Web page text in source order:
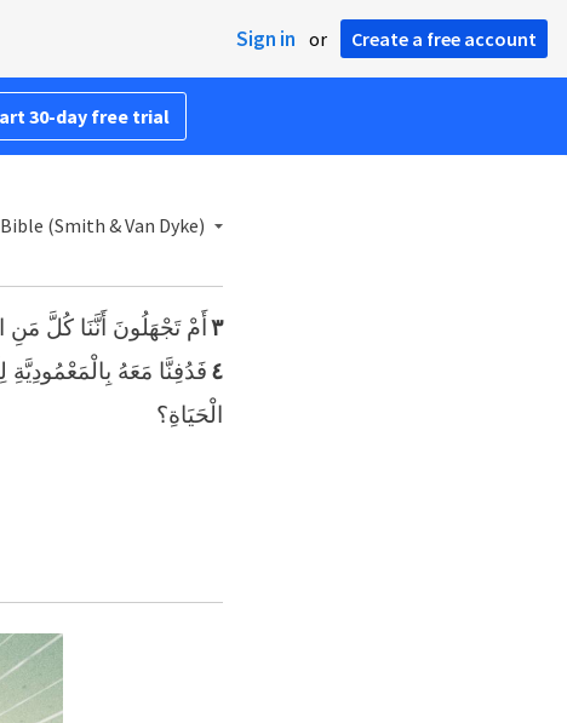
Sign in or Create a free account
30-day free trial
(Smith & Van Dyke)
٣أَمْ تَجْهَلُونَ أَنَّنَا كُلَّ مَنِ
٤ فَدُفِنَّا مَعَهُ
الْحَيَاةِ؟